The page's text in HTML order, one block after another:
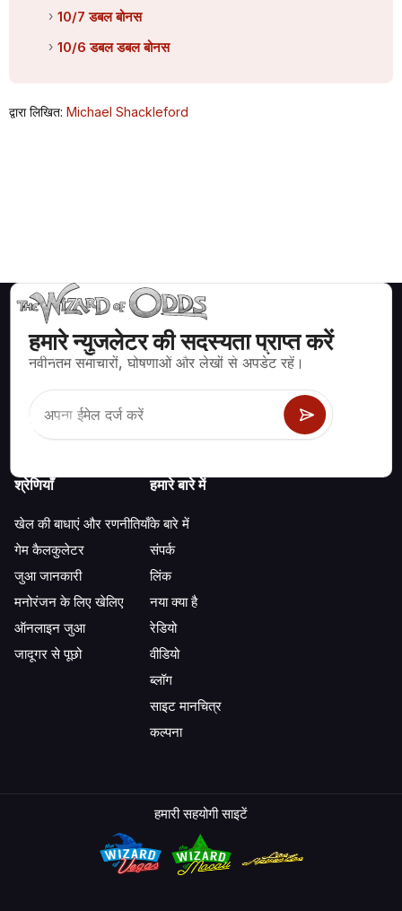
10/7 डबल बोनस
10/6 डबल डबल बोनस
द्वारा लिखित: Michael Shackleford
हमारे न्युजलेटर की सदस्यता प्राप्त करें
नवीनतम समाचारों, घोषणाओं और लेखों से अपडेट रहें।
ब्लैकजैक, क्रेप्स, रूलेट और अन्य सैकड़ों कैसीनो खेलों के लिए गणितीय रूप से सही
श्रेणियाँ
खेल की बाधाएं और रणनीतियाँ
गेम कैलकुलेटर
जुआ जानकारी
मनोरंजन के लिए खेलिए
ऑनलाइन जुआ
जादूगर से पूछो
हमारे बारे में
के बारे में
संपर्क
लिंक
नया क्या है
रेडियो
वीडियो
ब्लॉग
साइट मानचित्र
कल्पना
हमारी सहयोगी साइटें